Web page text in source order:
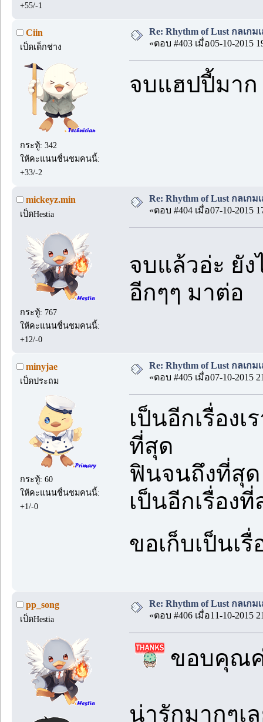
+55/-1
Ciin
เป็ดเด็กช่าง
กระทู้: 342
ให้คะแนนชื่นชมคนนี้:
+33/-2
Re: Rhythm of Lust กลเกม
«ตอบ #403 เมื่อ05-10-2015
จบแฮปปี้มาก
mickeyz.min
เป็ดHestia
กระทู้: 767
ให้คะแนนชื่นชมคนนี้:
+12/-0
Re: Rhythm of Lust กลเกม
«ตอบ #404 เมื่อ07-10-2015
จบแล้วอ่ะ ยั
อีกๆๆ มาต่อ
minyjae
เป็ดประถม
กระทู้: 60
ให้คะแนนชื่นชมคนนี้:
+1/-0
Re: Rhythm of Lust กลเกม
«ตอบ #405 เมื่อ07-10-2015
เป็นอีกเรื่อง
ที่สุด
ฟินจนถึงที่สุ
เป็นอีกเรื่อง
ขอเก็บเป็นเ
pp_song
เป็ดHestia
Re: Rhythm of Lust กลเกม
«ตอบ #406 เมื่อ11-10-2015
ขอบคุณ
น่ารักมากๆเ